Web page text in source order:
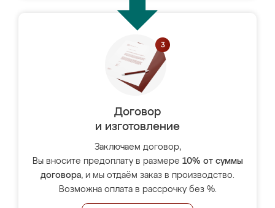
Договор
и изготовление
Заключаем договор,
Вы вносите предоплату в размере 10% от суммы
договора, и мы отдаём заказ в производство.
Возможна оплата в рассрочку без %.